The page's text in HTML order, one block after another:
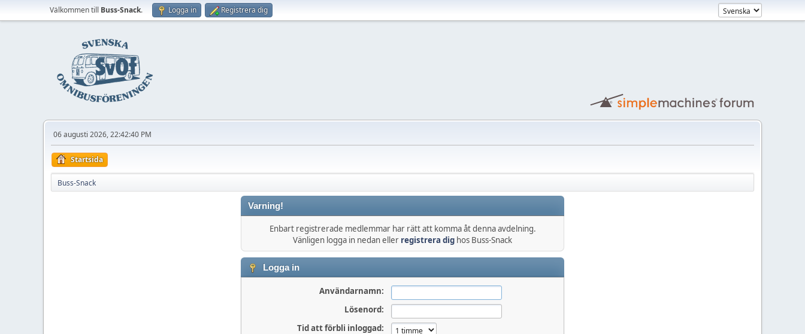
Välkommen till Buss-Snack. Logga in Registrera dig
06 augusti 2026, 22:42:40 PM
Startsida
Buss-Snack
Varning!
Enbart registrerade medlemmar har rätt att komma åt denna avdelning.
Vänligen logga in nedan eller registrera dig hos Buss-Snack
Logga in
Användarnamn:
Lösenord:
Tid att förbli inloggad: